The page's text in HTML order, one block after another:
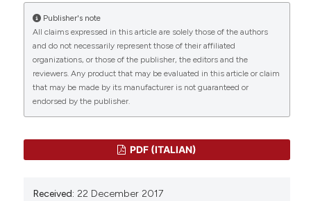
0 0
More Citation Formats
Publisher's note
All claims expressed in this article are solely those of the authors
and do not necessarily represent those of their affiliated
organizations, or those of the publisher, the editors and the
reviewers. Any product that may be evaluated in this article or claim
that may be made by its manufacturer is not guaranteed or
endorsed by the publisher.
PDF (ITALIAN)
Received: 22 December 2017